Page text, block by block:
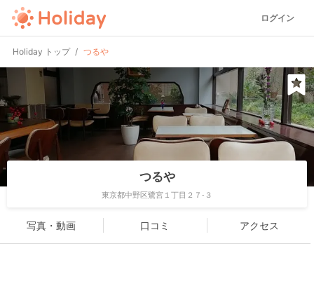
ログイン
Holiday トップ つるや
つるや
東京都中野区鷺宮１丁目２７-３
写真・動画 口コミ アクセス